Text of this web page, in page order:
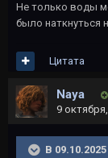
Не только воды
было наткнуться
Цитата
Naya
9
В